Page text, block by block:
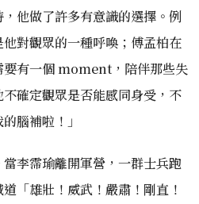
他做了許多有意識的選擇。例
對觀眾的一種呼喚；傅孟柏在
要有一個 moment，陪伴那些失
確定觀眾是否能感同身受，不
腦補啦！」
李霈瑜離開軍營，一群士兵跑
「雄壯！威武！嚴肅！剛直！